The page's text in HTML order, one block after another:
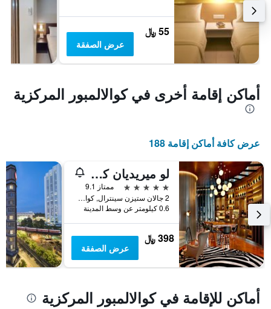
55 ﷼
عرض الصفقة
أماكن إقامة أخرى في كوالالمبور المركزية
عرض كافة أماكن إقامة 188
لو ميريديان كوالا لومبور
5 نجوم
ممتاز 9.1
2 جالان ستيزن سينترال, كوالا لمبور, ماليزيا
0.6 كيلومتر عن وسط المدينة
398 ﷼
عرض الصفقة
أماكن للإقامة في كوالالمبور المركزية